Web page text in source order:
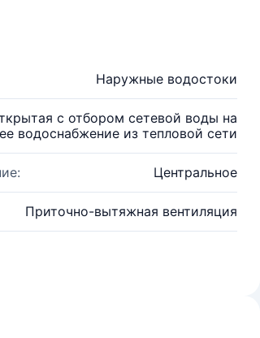
Наружные водостоки
с отбором сетевой воды на
водоснабжение из тепловой сети
Центральное
Приточно-вытяжная вентиляция